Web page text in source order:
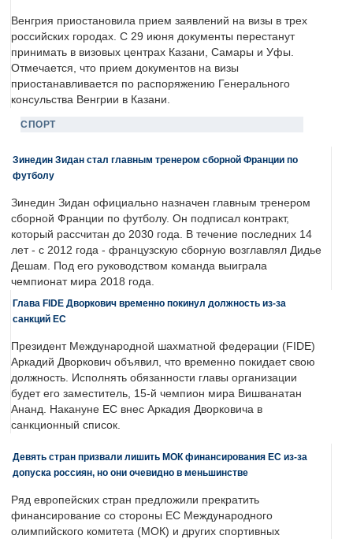
Венгрия приостановила прием заявлений на визы в трех
российских городах. С 29 июня документы перестанут
принимать в визовых центрах Казани, Самары и Уфы.
Отмечается, что прием документов на визы
приостанавливается по распоряжению Генерального
консульства Венгрии в Казани.
СПОРТ
Зинедин Зидан стал главным тренером сборной Франции по
футболу
Зинедин Зидан официально назначен главным тренером
сборной Франции по футболу. Он подписал контракт,
который рассчитан до 2030 года. В течение последних 14
лет - с 2012 года - французскую сборную возглавлял Дидье
Дешам. Под его руководством команда выиграла
чемпионат мира 2018 года.
Глава FIDE Дворкович временно покинул должность из-за
санкций ЕС
Президент Международной шахматной федерации (FIDE)
Аркадий Дворкович объявил, что временно покидает свою
должность. Исполнять обязанности главы организации
будет его заместитель, 15-й чемпион мира Вишванатан
Ананд. Накануне ЕС внес Аркадия Дворковича в
санкционный список.
Девять стран призвали лишить МОК финансирования ЕС из-за
допуска россиян, но они очевидно в меньшинстве
Ряд европейских стран предложили прекратить
финансирование со стороны ЕС Международного
олимпийского комитета (МОК) и других спортивных